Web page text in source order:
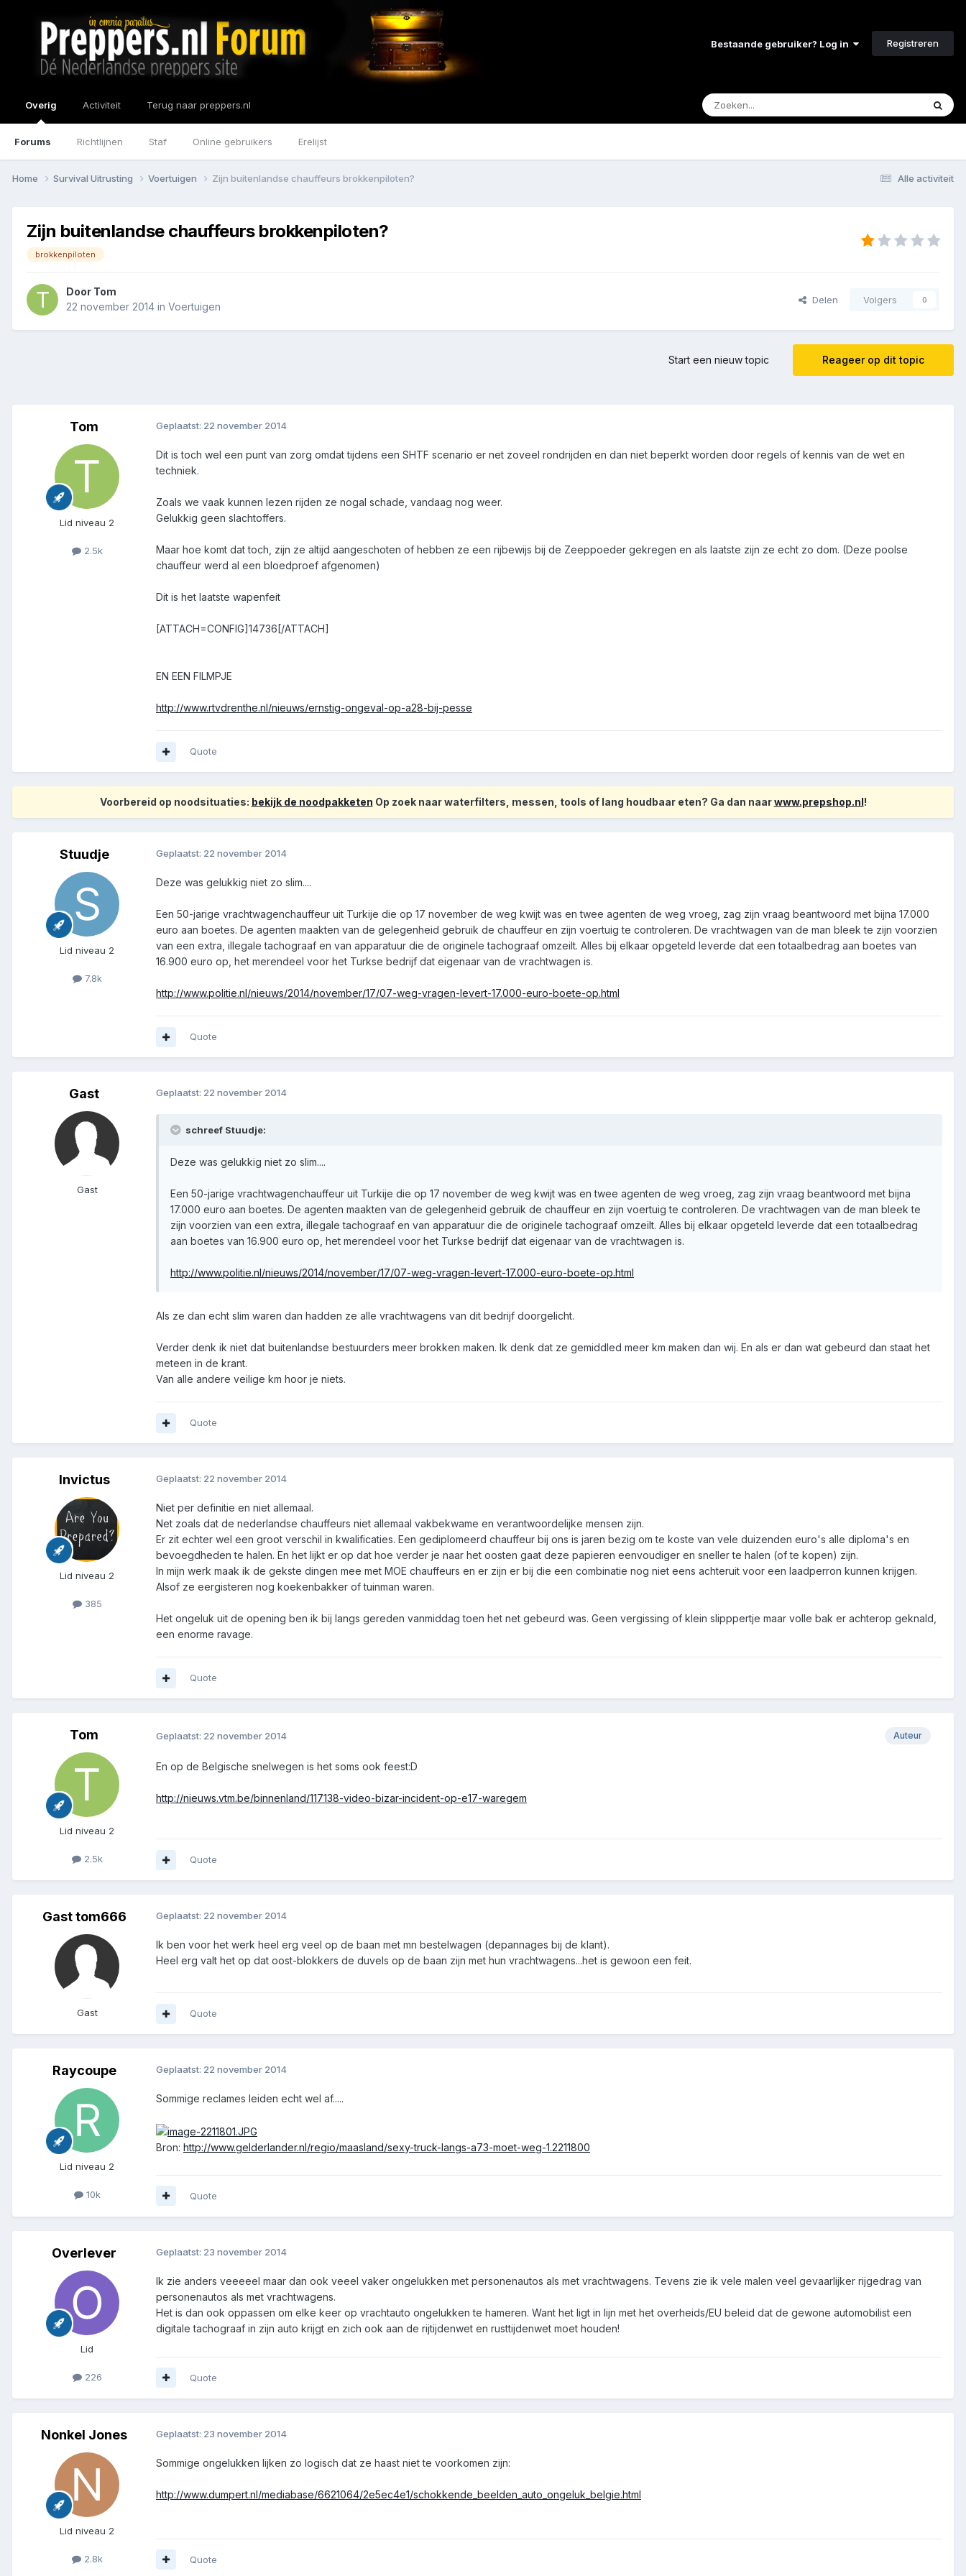
Bestaande gebruiker? Log in Registreren
Overig
Forums Richtlijnen Staf Online gebruikers Erelijst
Activiteit Terug naar preppers.nl
Alle activiteit
Home Survival Uitrusting Voertuigen Zijn buitenlandse chauffeurs brokkenpiloten?
Zijn buitenlandse chauffeurs brokkenpiloten?
brokkenpiloten
Door Tom
22 november 2014 in Voertuigen
Delen Volgers 0
Reageer op dit topic
Start een nieuw topic
Tom
Lid niveau 2
2.5k
Geplaatst: 22 november 2014
Dit is toch wel een punt van zorg omdat tijdens een SHTF scenario er net zoveel rondrijden en dan niet beperkt worden door regels of kennis van de wet en
techniek.
Zoals we vaak kunnen lezen rijden ze nogal schade, vandaag nog weer.
Gelukkig geen slachtoffers.
Maar hoe komt dat toch, zijn ze altijd aangeschoten of hebben ze een rijbewijs bij de Zeeppoeder gekregen en als laatste zijn ze echt zo dom. (Deze poolse
chauffeur werd al een bloedproef afgenomen)
Dit is het laatste wapenfeit
[ATTACH=CONFIG]14736[/ATTACH]
EN EEN FILMPJE
http://www.rtvdrenthe.nl/nieuws/ernstig-ongeval-op-a28-bij-pesse
Quote
Voorbereid op noodsituaties: bekijk de noodpakketen Op zoek naar waterfilters, messen, tools of lang houdbaar eten? Ga dan naarwww.prepshop.nl!
Stuudje
Lid niveau 2
7.8k
Geplaatst: 22 november 2014
Deze was gelukkig niet zo slim....
Een 50-jarige vrachtwagenchauffeur uit Turkije die op 17 november de weg kwijt was en twee agenten de weg vroeg, zag zijn vraag beantwoord met bijna 17.000
euro aan boetes. De agenten maakten van de gelegenheid gebruik de chauffeur en zijn voertuig te controleren. De vrachtwagen van de man bleek te zijn voorzien
van een extra, illegale tachograaf en van apparatuur die de originele tachograaf omzeilt. Alles bij elkaar opgeteld leverde dat een totaalbedrag aan boetes van
16.900 euro op, het merendeel voor het Turkse bedrijf dat eigenaar van de vrachtwagen is.
http://www.politie.nl/nieuws/2014/november/17/07-weg-vragen-levert-17.000-euro-boete-op.html
Quote
Gast
Gast
Geplaatst: 22 november 2014
schreef Stuudje:
Deze was gelukkig niet zo slim....
Een 50-jarige vrachtwagenchauffeur uit Turkije die op 17 november de weg kwijt was en twee agenten de weg vroeg, zag zijn vraag beantwoord met bijna
17.000 euro aan boetes. De agenten maakten van de gelegenheid gebruik de chauffeur en zijn voertuig te controleren. De vrachtwagen van de man bleek te
zijn voorzien van een extra, illegale tachograaf en van apparatuur die de originele tachograaf omzeilt. Alles bij elkaar opgeteld leverde dat een totaalbedrag
aan boetes van 16.900 euro op, het merendeel voor het Turkse bedrijf dat eigenaar van de vrachtwagen is.
http://www.politie.nl/nieuws/2014/november/17/07-weg-vragen-levert-17.000-euro-boete-op.html
Als ze dan echt slim waren dan hadden ze alle vrachtwagens van dit bedrijf doorgelicht.
Verder denk ik niet dat buitenlandse bestuurders meer brokken maken. Ik denk dat ze gemiddled meer km maken dan wij. En als er dan wat gebeurd dan staat het
meteen in de krant.
Van alle andere veilige km hoor je niets.
Quote
Invictus
Lid niveau 2
385
Geplaatst: 22 november 2014
Niet per definitie en niet allemaal.
Net zoals dat de nederlandse chauffeurs niet allemaal vakbekwame en verantwoordelijke mensen zijn.
Er zit echter wel een groot verschil in kwalificaties. Een gediplomeerd chauffeur bij ons is jaren bezig om te koste van vele duizenden euro's alle diploma's en
bevoegdheden te halen. En het lijkt er op dat hoe verder je naar het oosten gaat deze papieren eenvoudiger en sneller te halen (of te kopen) zijn.
In mijn werk maak ik de gekste dingen mee met MOE chauffeurs en er zijn er bij die een combinatie nog niet eens achteruit voor een laadperron kunnen krijgen.
Alsof ze eergisteren nog koekenbakker of tuinman waren.
Het ongeluk uit de opening ben ik bij langs gereden vanmiddag toen het net gebeurd was. Geen vergissing of klein slipppertje maar volle bak er achterop geknald,
een enorme ravage.
Quote
Tom
Lid niveau 2
2.5k
Auteur
Geplaatst: 22 november 2014
En op de Belgische snelwegen is het soms ook feest:D
http://nieuws.vtm.be/binnenland/117138-video-bizar-incident-op-e17-waregem
Quote
Gast tom666
Gast
Geplaatst: 22 november 2014
Ik ben voor het werk heel erg veel op de baan met mn bestelwagen (depannages bij de klant).
Heel erg valt het op dat oost-blokkers de duvels op de baan zijn met hun vrachtwagens...het is gewoon een feit.
Quote
Raycoupe
Lid niveau 2
10k
Geplaatst: 22 november 2014
Sommige reclames leiden echt wel af.....
Bron: http://www.gelderlander.nl/regio/maasland/sexy-truck-langs-a73-moet-weg-1.2211800
Quote
Overlever
Lid
226
Geplaatst: 23 november 2014
Ik zie anders veeeeel maar dan ook veeel vaker ongelukken met personenautos als met vrachtwagens. Tevens zie ik vele malen veel gevaarlijker rijgedrag van
personenautos als met vrachtwagens.
Het is dan ook oppassen om elke keer op vrachtauto ongelukken te hameren. Want het ligt in lijn met het overheids/EU beleid dat de gewone automobilist een
digitale tachograaf in zijn auto krijgt en zich ook aan de rijtijdenwet en rusttijdenwet moet houden!
Quote
Nonkel Jones
Lid niveau 2
2.8k
Geplaatst: 23 november 2014
Sommige ongelukken lijken zo logisch dat ze haast niet te voorkomen zijn:
http://www.dumpert.nl/mediabase/6621064/2e5ec4e1/schokkende_beelden_auto_ongeluk_belgie.html
Quote